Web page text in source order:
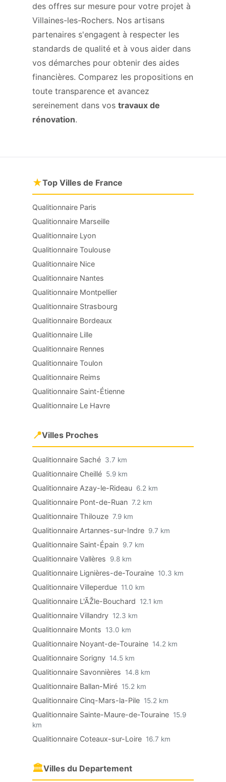
des offres sur mesure pour votre projet à
Villaines-les-Rochers. Nos artisans
partenaires s'engagent à respecter les
standards de qualité et à vous aider dans
vos démarches pour obtenir des aides
financières. Comparez les propositions en
toute transparence et avancez
sereinement dans vos travaux de
rénovation.
★Top Villes de France
Qualitionnaire Paris
Qualitionnaire Marseille
Qualitionnaire Lyon
Qualitionnaire Toulouse
Qualitionnaire Nice
Qualitionnaire Nantes
Qualitionnaire Montpellier
Qualitionnaire Strasbourg
Qualitionnaire Bordeaux
Qualitionnaire Lille
Qualitionnaire Rennes
Qualitionnaire Toulon
Qualitionnaire Reims
Qualitionnaire Saint-Étienne
Qualitionnaire Le Havre
📍Villes Proches
Qualitionnaire Saché 3.7 km
Qualitionnaire Cheillé 5.9 km
Qualitionnaire Azay-le-Rideau 6.2 km
Qualitionnaire Pont-de-Ruan 7.2 km
Qualitionnaire Thilouze 7.9 km
Qualitionnaire Artannes-sur-Indre 9.7 km
Qualitionnaire Saint-Épain 9.7 km
Qualitionnaire Vallères 9.8 km
Qualitionnaire Lignières-de-Touraine 10.3 km
Qualitionnaire Villeperdue 11.0 km
Qualitionnaire L'ÃŽle-Bouchard 12.1 km
Qualitionnaire Villandry 12.3 km
Qualitionnaire Monts 13.0 km
Qualitionnaire Noyant-de-Touraine 14.2 km
Qualitionnaire Sorigny 14.5 km
Qualitionnaire Savonnières 14.8 km
Qualitionnaire Ballan-Miré 15.2 km
Qualitionnaire Cinq-Mars-la-Pile 15.2 km
Qualitionnaire Sainte-Maure-de-Touraine 15.9
km
Qualitionnaire Coteaux-sur-Loire 16.7 km
🏛Villes du Departement